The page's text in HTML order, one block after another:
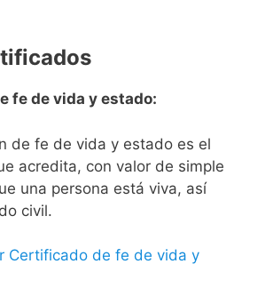
fe de vida y estado:
de fe de vida y estado es el
acredita, con valor de simple
una persona está viva, así
civil.
Certificado de fe de vida y